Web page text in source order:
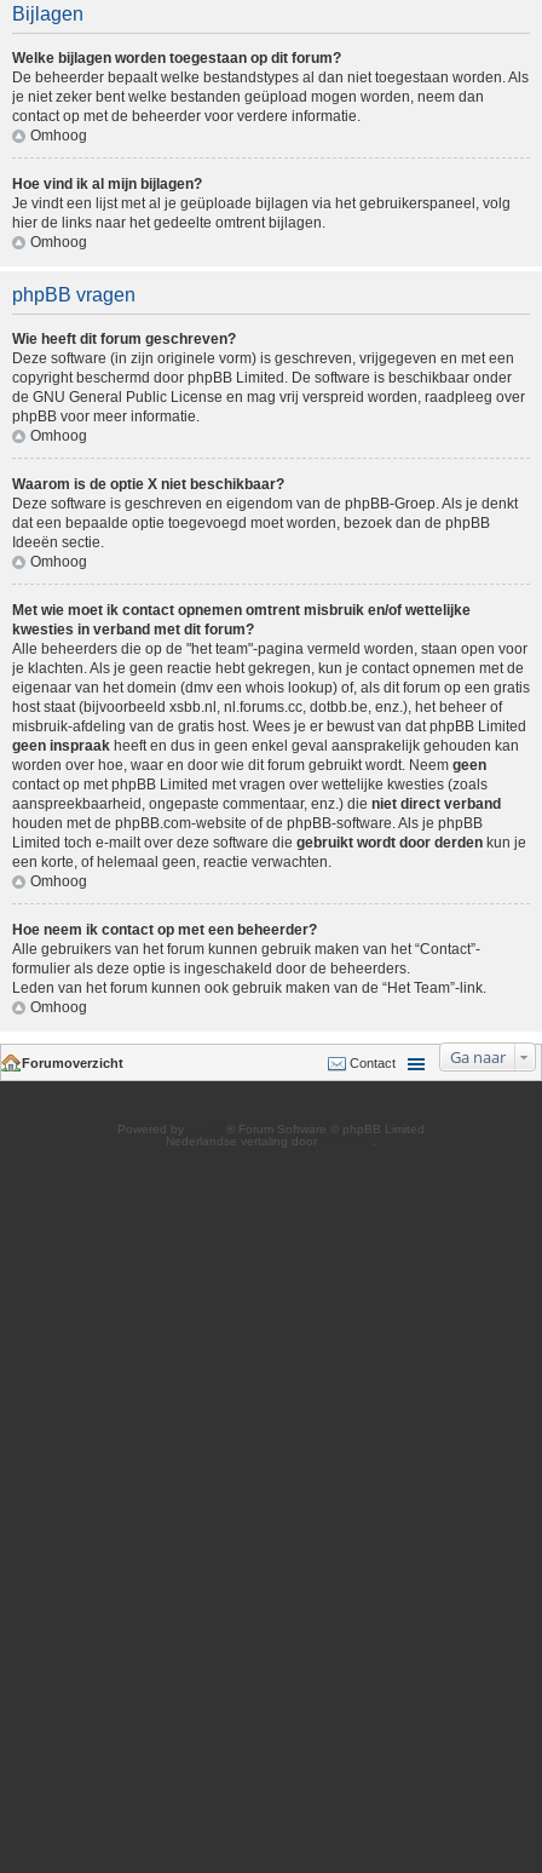
Bijlagen
Welke bijlagen worden toegestaan op dit forum?
De beheerder bepaalt welke bestandstypes al dan niet toegestaan worden. Als
je niet zeker bent welke bestanden geüpload mogen worden, neem dan
contact op met de beheerder voor verdere informatie.
Omhoog
Hoe vind ik al mijn bijlagen?
Je vindt een lijst met al je geüploade bijlagen via het gebruikerspaneel, volg
hier de links naar het gedeelte omtrent bijlagen.
Omhoog
phpBB vragen
Wie heeft dit forum geschreven?
Deze software (in zijn originele vorm) is geschreven, vrijgegeven en met een
copyright beschermd door phpBB Limited . De software is beschikbaar onder
de GNU General Public License en mag vrij verspreid worden, raadpleeg over
phpBB voor meer informatie.
Omhoog
Waarom is de optie X niet beschikbaar?
Deze software is geschreven en eigendom van de phpBB-Groep. Als je denkt
dat een bepaalde optie toegevoegd moet worden, bezoek dan de phpBB
Ideeën sectie.
Omhoog
Met wie moet ik contact opnemen omtrent misbruik en/of wettelijke
kwesties in verband met dit forum?
Alle beheerders die op de "het team"-pagina vermeld worden, staan open voor
je klachten. Als je geen reactie hebt gekregen, kun je contact opnemen met de
eigenaar van het domein (dmv een whois lookup) of, als dit forum op een gratis
host staat (bijvoorbeeld xsbb.nl, nl.forums.cc, dotbb.be, enz.), het beheer of
misbruik-afdeling van de gratis host. Wees je er bewust van dat phpBB Limited
geen inspraak heeft en dus in geen enkel geval aansprakelijk gehouden kan
worden over hoe, waar en door wie dit forum gebruikt wordt. Neem geen
contact op met phpBB Limited met vragen over wettelijke kwesties (zoals
aanspreekbaarheid, ongepaste commentaar, enz.) die niet direct verband
houden met de phpBB.com-website of de phpBB-software. Als je phpBB
Limited toch e-mailt over deze software die gebruikt wordt door derden kun je
een korte, of helemaal geen, reactie verwachten.
Omhoog
Hoe neem ik contact op met een beheerder?
Alle gebruikers van het forum kunnen gebruik maken van het “Contact”-
formulier als deze optie is ingeschakeld door de beheerders.
Leden van het forum kunnen ook gebruik maken van de “Het Team”-link.
Omhoog
Ga naar
Forumoverzicht Contact
Powered by
® Forum Software © phpBB Limited
Nederlandse vertaling door
.